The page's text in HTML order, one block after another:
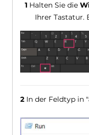
1 Halten Sie die
Ihrer Tastatur.
2 In der Feldtyp in "